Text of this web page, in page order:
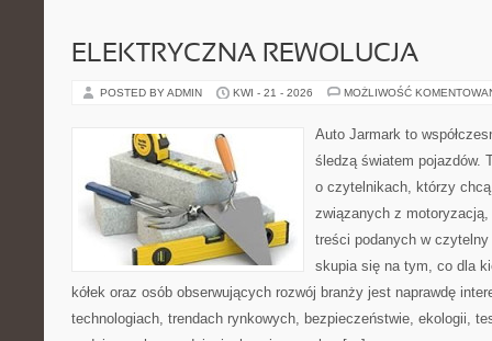
ELEKTRYCZNA REWOLUCJA
POSTED BY ADMIN KWI - 21 - 2026 MOŻLIWOŚĆ
Auto Jarmark to
śledzą światem pojazdów.
o czytelnikach, którzy
związanych z
treści podanych w
skupia się na tym, co dla
kółek oraz osób obserwujących rozwój branży jest naprawdę
technologiach, trendach rynkowych, bezpieczeństwie, ekologii,